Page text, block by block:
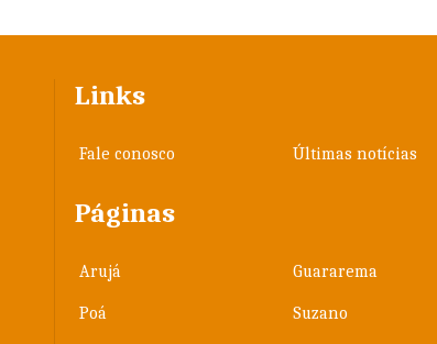
Links
Fale conosco Últimas notícias
Páginas
Arujá Guararema
Poá Suzano